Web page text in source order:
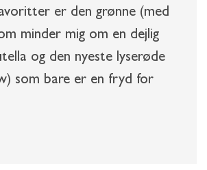
er den grønne (med
minder mig om en dejlig
og den nyeste lyserøde
som bare er en fryd for